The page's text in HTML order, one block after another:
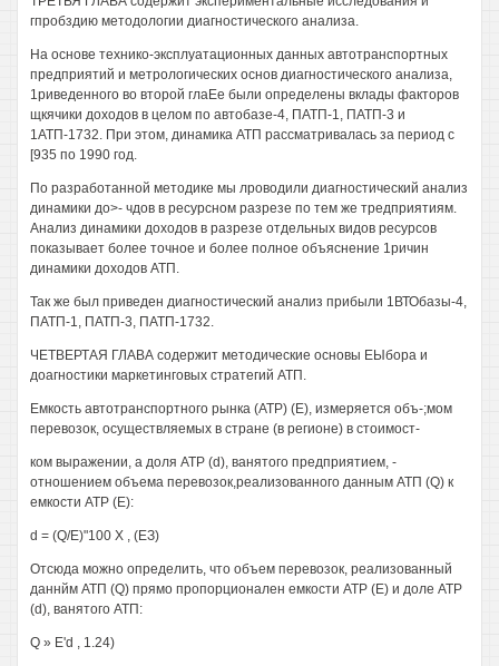
гпробздию методологии диагностического анализа.
На основе технико-эксплуатационных данных автотранспортных
предприятий и метрологических основ диагностического анализа,
1риведенного во второй глаЕе были определены вклады факторов
щкячики доходов в целом по автобазе-4, ПАТП-1, ПАТП-3 и
1АТП-1732. При этом, динамика АТП рассматривалась за период с
[935 по 1990 год.
По разработанной методике мы лроводили диагностический анализ
динамики до>- чдов в ресурсном разрезе по тем же тредприятиям.
Анализ динамики доходов в разрезе отдельных видов ресурсов
показывает более точное и более полное объяснение 1ричин
динамики доходов АТП.
Так же был приведен диагностический анализ прибыли 1ВТОбазы-4,
ПАТП-1, ПАТП-3, ПАТП-1732.
ЧЕТВЕРТАЯ ГЛАВА содержит методические основы ЕЫбора и
доагностики маркетинговых стратегий АТП.
Емкость автотранспортного рынка (ATP) (Е), измеряется объ-;мом
перевозок, осуществляемых в стране (в регионе) в стоимост-
ком выражении, а доля АТР (d), ванятого предприятием, -
отношением объема перевозок,реализованного данным АТП (Q) к
емкости ATP (Е):
d = (Q/E)"100 X , (ЕЗ)
Отсюда можно определить, что объем перевозок, реализованный
даннйм АТП (Q) прямо пропорционален емкости ATP (Е) и доле АТР
(d), ванятого АТП:
Q » E'd , 1.24)